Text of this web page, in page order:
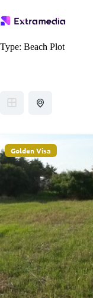
στο
περιεχόμενο
Type: Beach Plot
Golden Visa